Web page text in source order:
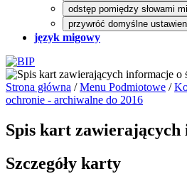
odstęp pomiędzy słowami
przywróć domyślne
język migowy
Strona główna /Menu Podmiotowe /
ochronie - archiwalne do 2016
Spis kart zawierających
Szczegóły karty